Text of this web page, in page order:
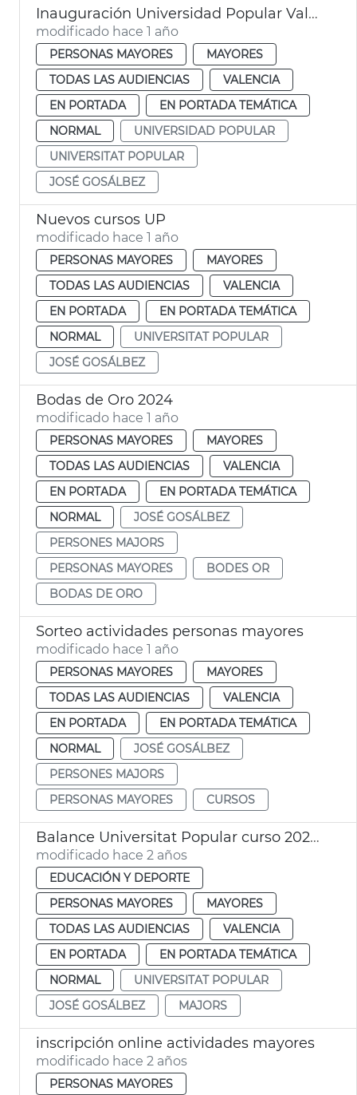
Inauguración Universidad Popular València
modificado hace 1 año
PERSONAS MAYORES
MAYORES
TODAS LAS AUDIENCIAS
VALENCIA
EN PORTADA
EN PORTADA TEMÁTICA
NORMAL
UNIVERSIDAD POPULAR
UNIVERSITAT POPULAR
JOSÉ GOSÁLBEZ
Nuevos cursos UP
modificado hace 1 año
PERSONAS MAYORES
MAYORES
TODAS LAS AUDIENCIAS
VALENCIA
EN PORTADA
EN PORTADA TEMÁTICA
NORMAL
UNIVERSITAT POPULAR
JOSÉ GOSÁLBEZ
Bodas de Oro 2024
modificado hace 1 año
PERSONAS MAYORES
MAYORES
TODAS LAS AUDIENCIAS
VALENCIA
EN PORTADA
EN PORTADA TEMÁTICA
NORMAL
JOSÉ GOSÁLBEZ
PERSONES MAJORS
PERSONAS MAYORES
BODES OR
BODAS DE ORO
Sorteo actividades personas mayores
modificado hace 1 año
PERSONAS MAYORES
MAYORES
TODAS LAS AUDIENCIAS
VALENCIA
EN PORTADA
EN PORTADA TEMÁTICA
NORMAL
JOSÉ GOSÁLBEZ
PERSONES MAJORS
PERSONAS MAYORES
CURSOS
Balance Universitat Popular curso 2023 2024
modificado hace 2 años
EDUCACIÓN Y DEPORTE
PERSONAS MAYORES
MAYORES
TODAS LAS AUDIENCIAS
VALENCIA
EN PORTADA
EN PORTADA TEMÁTICA
NORMAL
UNIVERSITAT POPULAR
JOSÉ GOSÁLBEZ
MAJORS
inscripción online actividades mayores
modificado hace 2 años
PERSONAS MAYORES